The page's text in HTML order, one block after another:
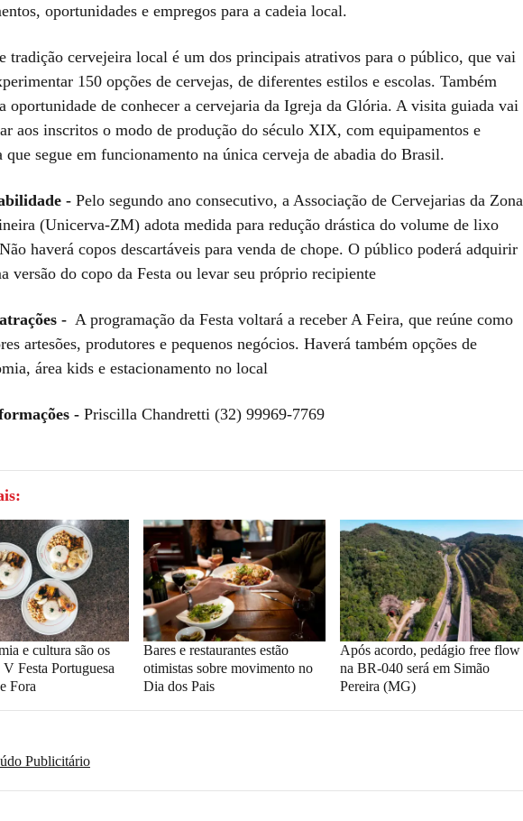
oportunidades e empregos para a cadeia local.
tradição cervejeira local é um dos principais atrativos para o público, que vai
150 opções de cervejas, de diferentes estilos e escolas. Também
oportunidade de conhecer a cervejaria da Igreja da Glória. A visita guiada vai
aos inscritos o modo de produção do século XIX, com equipamentos e
que segue em funcionamento na única cerveja de abadia do Brasil.
- Pelo segundo ano consecutivo, a Associação de Cervejarias da Zona
(Unicerva-ZM) adota medida para redução drástica do volume de lixo
haverá copos descartáveis para venda de chope. O público poderá adquirir
versão do copo da Festa ou levar seu próprio recipiente
- A programação da Festa voltará a receber A Feira, que reúne como
artesões, produtores e pequenos negócios. Haverá também opções de
área kids e estacionamento no local
- Priscilla Chandretti (32) 99969-7769
e cultura são os
Festa Portuguesa
Fora
Bares e restaurantes estão
otimistas sobre movimento no
Dia dos Pais
Após acordo, pedágio free flow
na BR-040 será em Simão
Pereira (MG)
Publicitário